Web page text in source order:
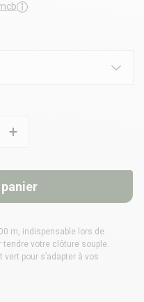
m, indispensable lors de
tendre votre clôture souple.
pour s’adapter à vos